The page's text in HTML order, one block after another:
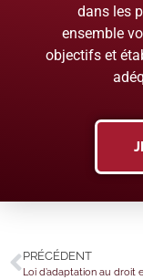
dans les
ensemble
objectifs et
PRÉCÉDENT